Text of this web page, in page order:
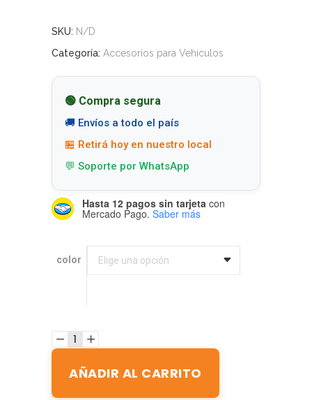
SKU: N/D
Categoría: Accesorios para Vehiculos
🟢 Compra segura
🚚 Envíos a todo el país
🏪 Retirá hoy en nuestro local
💬 Soporte por WhatsApp
Hasta 12 pagos sin tarjeta con
Mercado Pago. Saber más
color Elige una opción
color
AÑADIR AL CARRITO